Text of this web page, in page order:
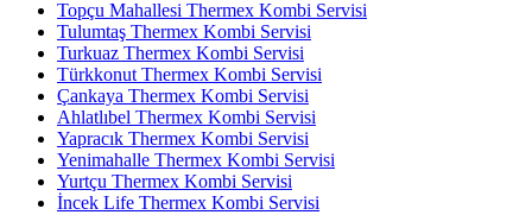
Topçu Mahallesi Thermex Kombi Servisi
Tulumtaş Thermex Kombi Servisi
Turkuaz Thermex Kombi Servisi
Türkkonut Thermex Kombi Servisi
Çankaya Thermex Kombi Servisi
Ahlatlıbel Thermex Kombi Servisi
Yapracık Thermex Kombi Servisi
Yenimahalle Thermex Kombi Servisi
Yurtçu Thermex Kombi Servisi
İncek Life Thermex Kombi Servisi